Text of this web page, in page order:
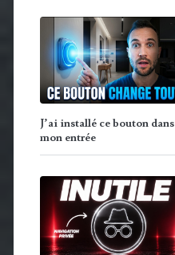
J’ai installé ce bouton dans
mon entrée